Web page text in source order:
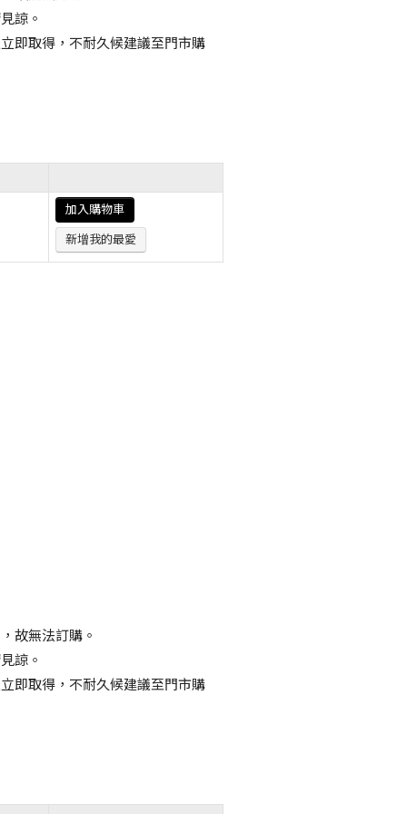
諒。
即取得，不耐久候建議至門市購
加入購物車
新增我的最愛
故無法訂購。
諒。
即取得，不耐久候建議至門市購